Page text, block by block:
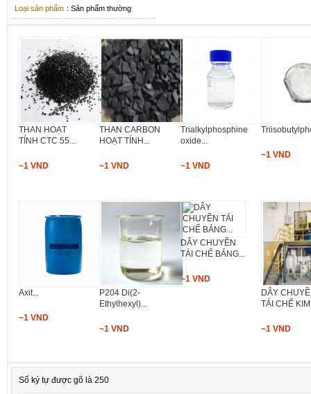
Loại sản phẩm : Sản phẩm thường
THAN HOẠT
TÍNH CTC 55...
~1 VND
THAN CARBON
HOẠT TÍNH...
~1 VND
Trialkylphosphine
oxide...
~1 VND
~1 VND
Axit...
~1 VND
P204 Di(2-
Ethylhexyl)...
~1 VND
DÂY CHUYỀN
TÁI CHẾ BẢNG...
~1 VND
DÂY
TÁI CHẾ
~1 VND
Số ký tự được gõ là 250